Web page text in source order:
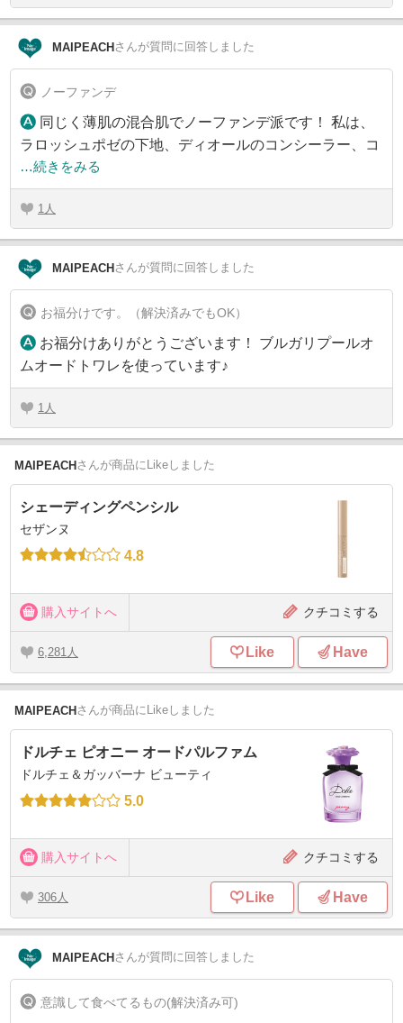
MAIPEACH さんが質問に回答しました
ノーファンデ
同じく薄肌の混合肌でノーファンデ派です！ 私は、
ラロッシュポゼの下地、ディオールのコンシーラー、コ
…続きをみる
1
MAIPEACH さんが質問に回答しました
お福分けです。（解決済みでもOK）
お福分けありがとうございます！ ブルガリプールオ
ムオードトワレを使っています♪
1
MAIPEACH さんが商品にLikeしました
シェーディングペンシル
セザンヌ
4.8
購入サイトへ クチコミする
6,281 Like Have
MAIPEACH さんが商品にLikeしました
ドルチェ ピオニー オードパルファム
ドルチェ＆ガッバーナ ビューティ
5.0
購入サイトへ クチコミする
306 Like Have
MAIPEACH さんが質問に回答しました
意識して食べてるもの(解決済み可)